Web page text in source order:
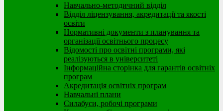
Навчально-методичний відділ
Відділ ліцензування, акредитації та якості
освіти
Нормативні документи з планування та
організації освітнього процесу
Відомості про освітні програми, які
реалізуються в університеті
Інформаційна сторінка для гарантів освітніх
програм
Акредитація освітніх програм
Навчальні плани
Силабуси, робочі програми